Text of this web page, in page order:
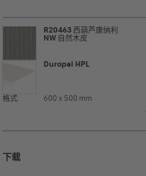
R20463 西葫芦康纳利
NW 自然木皮
Duropal HPL
格式: 600 x 500 mm
下载